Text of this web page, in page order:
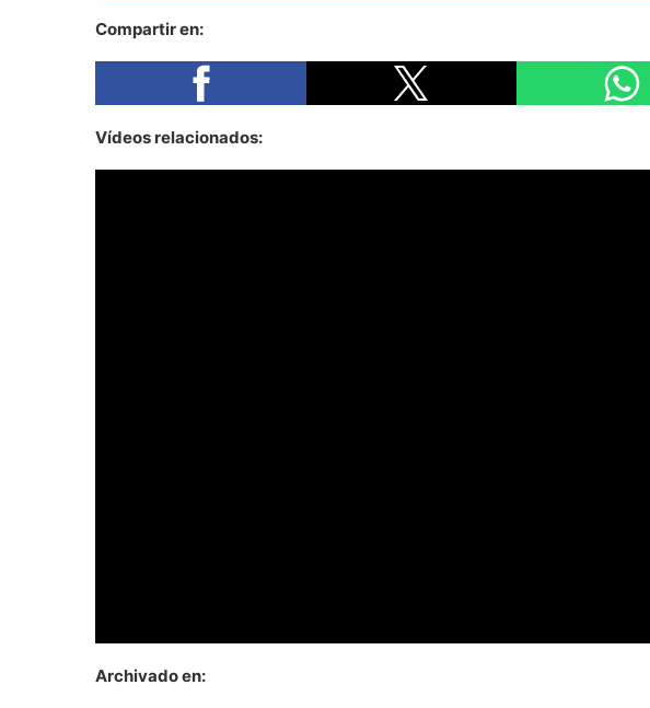
Compartir en:
Vídeos relacionados:
Archivado en: